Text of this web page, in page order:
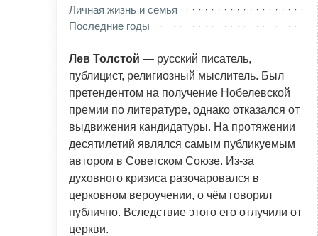
Личная жизнь и семья
Последние годы
Лев Толстой — русский писатель,
публицист, религиозный мыслитель. Был
претендентом на получение Нобелевской
премии по литературе, однако отказался от
выдвижения кандидатуры. На протяжении
десятилетий являлся самым публикуемым
автором в Советском Союзе. Из-за
духовного кризиса разочаровался в
церковном вероучении, о чём говорил
публично. Вследствие этого его отлучили от
церкви.